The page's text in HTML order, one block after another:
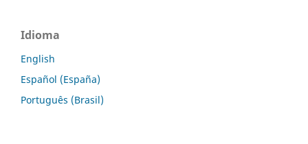
Idioma
English
Español (España)
Português (Brasil)